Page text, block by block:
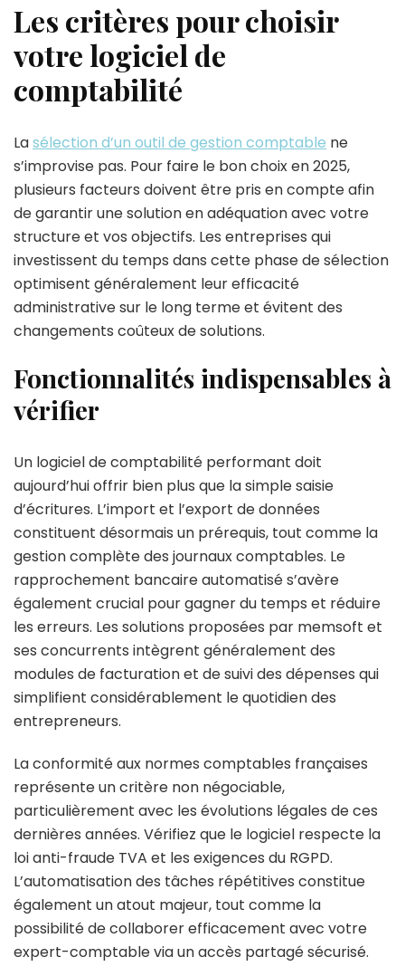
Les critères pour choisir
votre logiciel de
comptabilité
Lasélection d’un outil de gestion comptable ne
s’improvise pas. Pour faire le bon choix en 2025,
plusieurs facteurs doivent être pris en compte afin
de garantir une solution en adéquation avec votre
structure et vos objectifs. Les entreprises qui
investissent du temps dans cette phase de sélection
optimisent généralement leur efficacité
administrative sur le long terme et évitent des
changements coûteux de solutions.
Fonctionnalités indispensables à
vérifier
Un logiciel de comptabilité performant doit
aujourd’hui offrir bien plus que la simple saisie
d’écritures. L’import et l’export de données
constituent désormais un prérequis, tout comme la
gestion complète des journaux comptables. Le
rapprochement bancaire automatisé s’avère
également crucial pour gagner du temps et réduire
les erreurs. Les solutions proposées par memsoft et
ses concurrents intègrent généralement des
modules de facturation et de suivi des dépenses qui
simplifient considérablement le quotidien des
entrepreneurs.
La conformité aux normes comptables françaises
représente un critère non négociable,
particulièrement avec les évolutions légales de ces
dernières années. Vérifiez que le logiciel respecte la
loi anti-fraude TVA et les exigences du RGPD.
L’automatisation des tâches répétitives constitue
également un atout majeur, tout comme la
possibilité de collaborer efficacement avec votre
expert-comptable via un accès partagé sécurisé.